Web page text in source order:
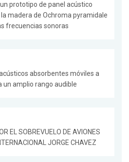
prototipo de panel acústico
madera de Ochroma pyramidale
frecuencias sonoras
absorbentes móviles a
un amplio rango audible
EL SOBREVUELO DE AVIONES
JORGE CHAVEZ